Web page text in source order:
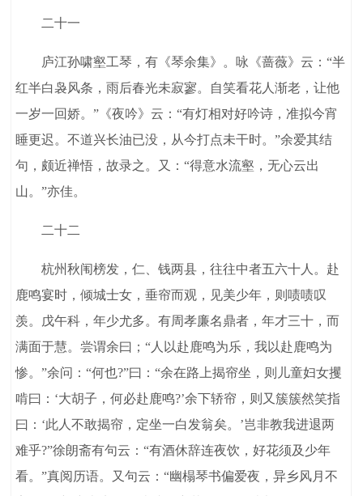
二十一
庐江孙啸壑工琴，有《琴余集》。咏《蔷薇》云：“半
红半白袅风条，雨后春光未寂寥。自笑看花人渐老，让他
一岁一回娇。”《夜吟》云：“有灯相对好吟诗，准拟今宵
睡更迟。不道兴长油已没，从今打点未干时。”余爱其结
句，颇近禅悟，故录之。又：“得意水流壑，无心云出
山。”亦佳。
二十二
杭州秋闱榜发，仁、钱两县，往往中者五六十人。赴
鹿鸣宴时，倾城士女，垂帘而观，见美少年，则啧啧叹
羡。戊午科，年少尤多。有周孝廉名鼎者，年才三十，而
满面于慧。尝谓余曰；“人以赴鹿鸣为乐，我以赴鹿鸣为
惨。”余问：“何也?”曰：“余在路上揭帘坐，则儿童妇女攫
啃曰：‘大胡子，何必赴鹿鸣?’余下轿帘，则又簇簇然笑指
曰：‘此人不敢揭帘，定坐一白发翁矣。’岂非教我进退两
难乎?”徐朗斋有句云：“有酒休辞连夜饮，好花须及少年
看。”真阅历语。又句云：“幽榻琴书偏爱夜，异乡风月不